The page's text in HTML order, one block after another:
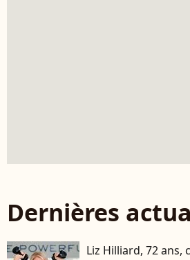
Dernières
Liz Hilliard, 72 ans,